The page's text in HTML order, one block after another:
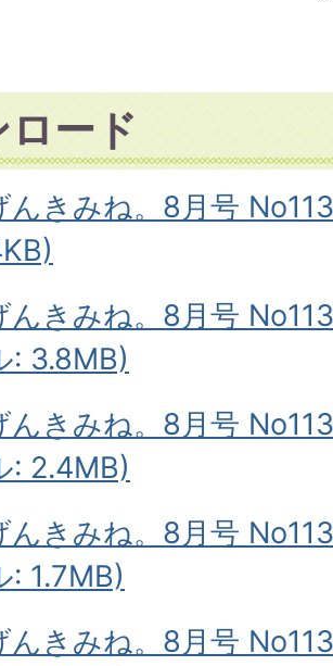
ード
んきみね。8月号
んきみね。8月号
: 3.8MB)
んきみね。8月号
: 2.4MB)
んきみね。8月号
: 1.7MB)
んきみね。8月号